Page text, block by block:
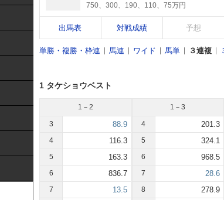
750、300、190、110、75万円
出馬表 対戦成績 予想
単勝・複勝・枠連 馬連 ワイド 馬単 ３連複
1 タケショウベスト
1－2
3 88.9
4 116.3
5 163.3
6 836.7
7 13.5
1－3
4 201.3
5 324.1
6 968.5
7 28.6
8 278.9